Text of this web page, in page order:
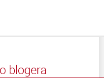
blogera